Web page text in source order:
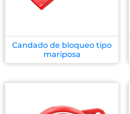
Candado de bloqueo tipo
mariposa